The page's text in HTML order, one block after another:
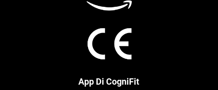
App Di CogniFit